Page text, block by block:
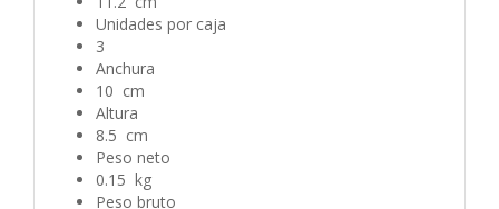
Unidades por caja
3
Anchura
10 cm
Altura
8.5 cm
Peso neto
0.15 kg
Peso bruto